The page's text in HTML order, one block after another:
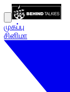
முகப்பு
சினிமா